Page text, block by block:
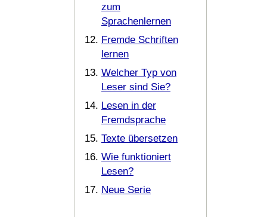
zum
Sprachenlernen
Fremde Schriften
lernen
Welcher Typ von
Leser sind Sie?
Lesen in der
Fremdsprache
Texte übersetzen
Wie funktioniert
Lesen?
Neue Serie